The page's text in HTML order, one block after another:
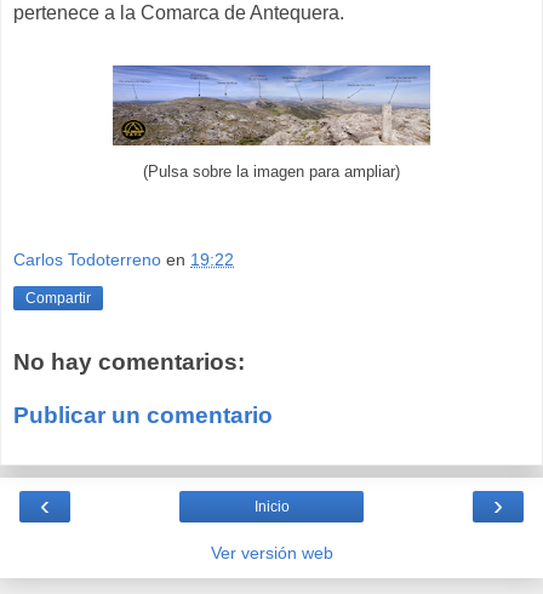
pertenece a la Comarca de Antequera.
(Pulsa sobre la imagen para ampliar)
Carlos Todoterreno en 19:22
Compartir
No hay comentarios:
Publicar un comentario
‹ ›
Inicio
Ver versión web